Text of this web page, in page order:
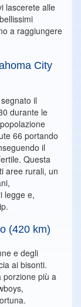
lascerete alle
a raggiungere
City
il
durante le
66 portando
il
Questa
aree rurali, un
legge e,
(420 km)
e degli
ai bisonti.
porzione più a